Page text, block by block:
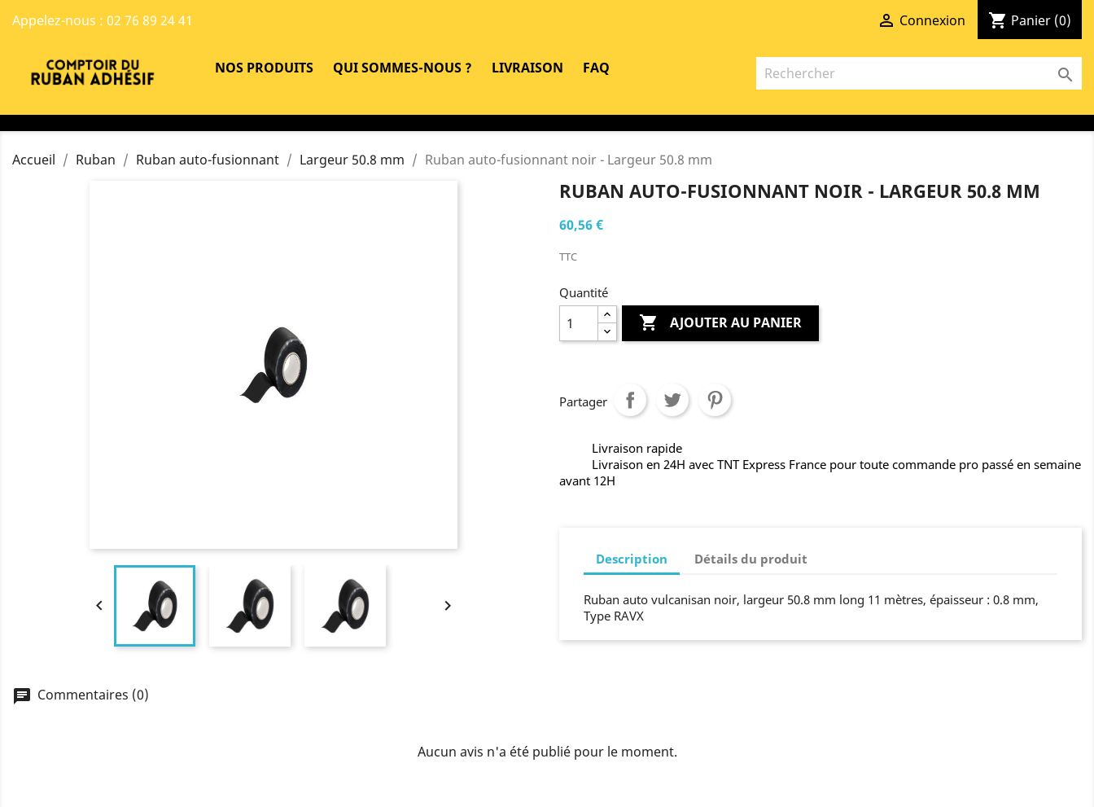
Appelez-nous : 02 76 89 24 41  Connexion shopping_cart Panier (0)
NOS PRODUITS QUI SOMMES-NOUS ? LIVRAISON FAQ 
Accueil Ruban Ruban auto-fusionnant Largeur 50.8 mm Ruban auto-fusionnant noir - Largeur 50.8 mm
 
RUBAN AUTO-FUSIONNANT NOIR - LARGEUR 50.8 MM
60,56 €
TTC
Quantité
 AJOUTER AU PANIER
Partager
Livraison rapide
Livraison en 24H avec TNT Express France pour toute commande pro passé en semaine
avant 12H
Description Détails du produit
Ruban auto vulcanisan noir, largeur 50.8 mm long 11 mètres, épaisseur : 0.8 mm,
Type RAVX
chat Commentaires (0)
Aucun avis n'a été publié pour le moment.